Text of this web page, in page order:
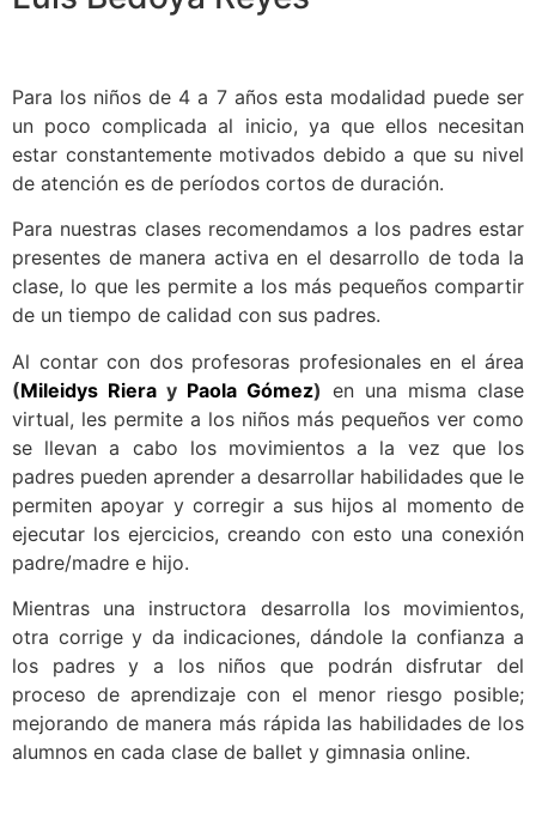
Para los niños de 4 a 7 años esta modalidad puede ser
un poco complicada al inicio, ya que ellos necesitan
estar constantemente motivados debido a que su nivel
de atención es de períodos cortos de duración.
Para nuestras clases recomendamos a los padres estar
presentes de manera activa en el desarrollo de toda la
clase, lo que les permite a los más pequeños compartir
de un tiempo de calidad con sus padres.
Al contar con dos profesoras profesionales en el área
(Mileidys Riera y Paola Gómez) en una misma clase
virtual, les permite a los niños más pequeños ver como
se llevan a cabo los movimientos a la vez que los
padres pueden aprender a desarrollar habilidades que le
permiten apoyar y corregir a sus hijos al momento de
ejecutar los ejercicios, creando con esto una conexión
padre/madre e hijo.
Mientras una instructora desarrolla los movimientos,
otra corrige y da indicaciones, dándole la confianza a
los padres y a los niños que podrán disfrutar del
proceso de aprendizaje con el menor riesgo posible;
mejorando de manera más rápida las habilidades de los
alumnos en cada clase de ballet y gimnasia online.